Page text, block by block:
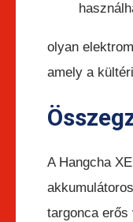
olyan
amely a
A Hangcha
targonca erős